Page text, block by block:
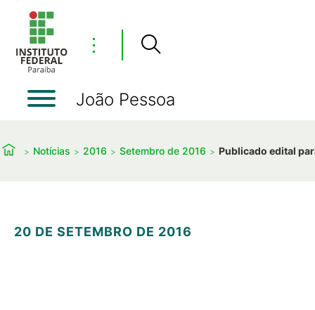
⋮
João Pessoa
Notícias 2016 Setembro de 2016 Publicado edital
20 DE SETEMBRO DE 2016